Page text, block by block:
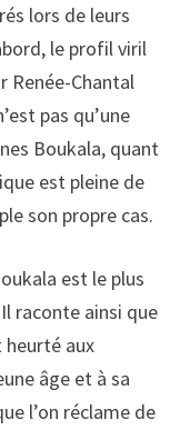
lors de leurs
le profil viril
Renée-Chantal
pas qu’une
Boukala, quant
est pleine de
son propre cas.
est le plus
raconte ainsi que
heurté aux
âge et à sa
l’on réclame de